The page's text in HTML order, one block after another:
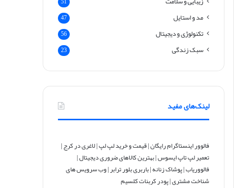
مد و استایل 47
تکنولوژی و دیجیتال 56
سبک زندگی 23
لینک‌های مفید
فالوور اینستاگرام رایگان|قیمت و خرید لپ لپ|لاغری در کرج|
تعمیر لپ تاپ ایسوس|بهترین کالاهای ضروری دیجیتال|
فالووریاب|پوشاک زنانه|باربری بلور ترابر|وب سرویس های
شناخت مشتری|پودر کربنات کلسیم